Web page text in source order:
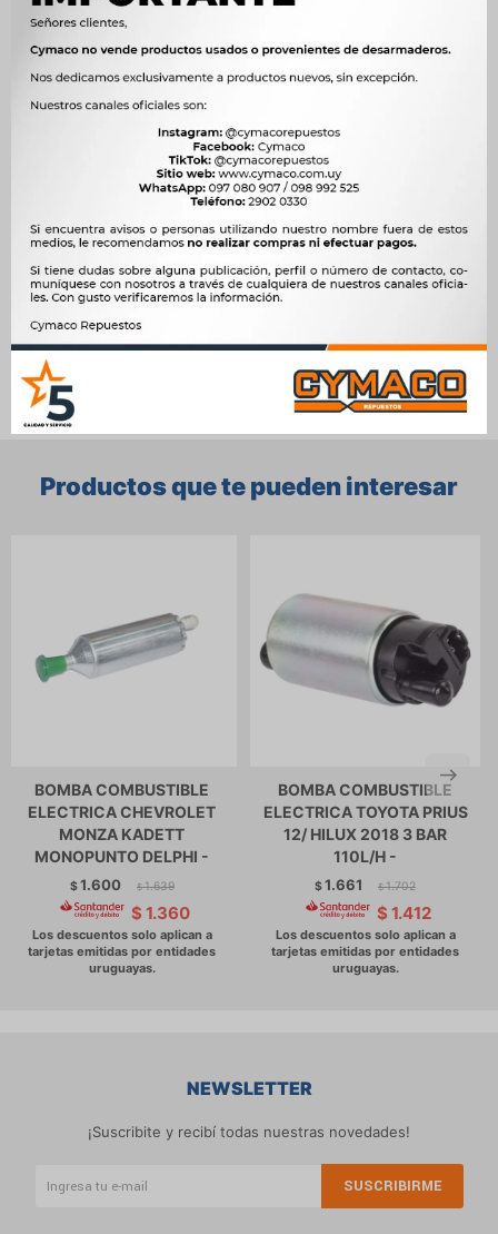
Compatibilidad FORD
Modelo RANGER
2.5 16V 168cv DURATEC NAFTA, 2.5 iVCT 175cv DURATEC FLEX
   
Ver mas productos de la marca Sin Marca
Productos que te pueden interesar
BOMBA COMBUSTIBLE
ELECTRICA CHEVROLET
MONZA KADETT
MONOPUNTO DELPHI -
$1.600 $ 1.639
$ 1.360
BOMBA COMBUSTIBLE
ELECTRICA TOYOTA PRIUS
12/ HILUX 2018 3 BAR
110L/H -
$1.661 $ 1.702
$ 1.412
NEWSLETTER
¡Suscribite y recibí todas nuestras novedades!
SUSCRIBIRME